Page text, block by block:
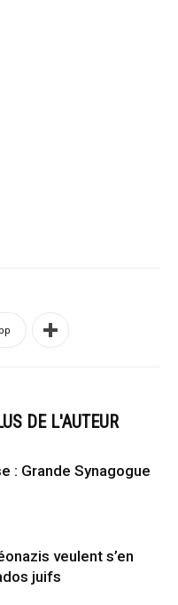
DE L'AUTEUR
: Grande Synagogue
veulent s’en
juifs